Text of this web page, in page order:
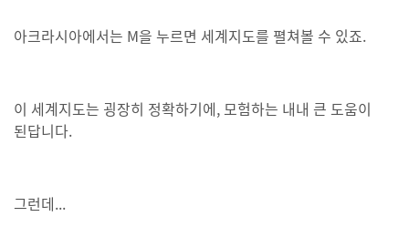
아크라시아에서는 M을 누르면 세계지도를 펼쳐볼 수 있죠.
이 세계지도는 굉장히 정확하기에, 모험하는 내내 큰 도움이
된답니다.
그런데...